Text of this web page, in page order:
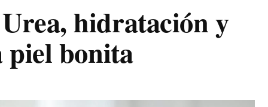
hidratación y
piel bonita